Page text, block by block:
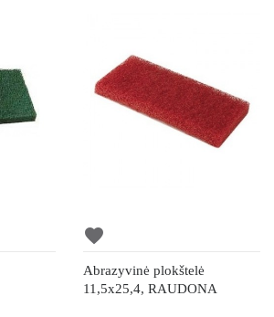
favorite
Abrazyvinė plokštelė
11,5x25,4, RAUDONA